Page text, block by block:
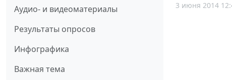
Аудио- и видеоматериалы
Результаты опросов
Инфографика
Важная тема
3 июня 2014